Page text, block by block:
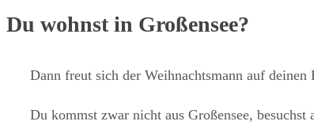
Du wohnst in Großensee?
Dann freut sich der Weihnachtsmann auf
Du kommst zwar nicht aus Großensee,